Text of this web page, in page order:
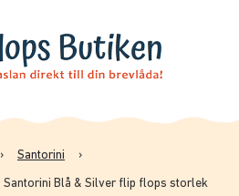
› Santorini ›
Santorini Blå & Silver flip flops storlek